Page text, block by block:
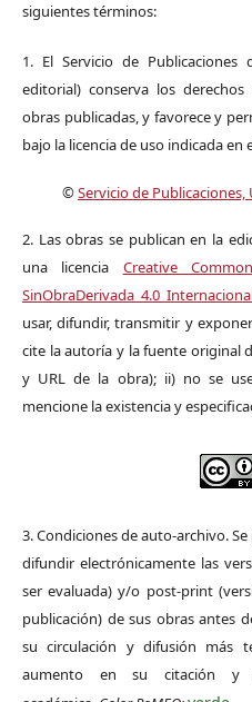
siguientes términos:
1. El Servicio de
editorial) conserva los
obras publicadas, y favorece y
bajo la licencia de uso indicada en
©Servicio de
2. Las obras se publican en la
una licencia Creative
SinObraDerivada 4.0
usar, difundir, transmitir y
cite la autoría y la fuente original
y URL de la obra); ii) no se
mencione la existencia y
3. Condiciones de auto-archivo.
difundir electrónicamente las
ser evaluada) y/o post-print
publicación) de sus obras antes
su circulación y difusión más
aumento en su citación y